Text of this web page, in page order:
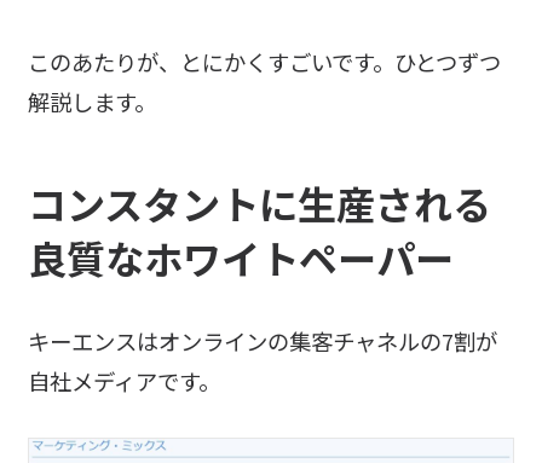
このあたりが、とにかくすごいです。ひとつずつ
解説します。
コンスタントに生産される
良質なホワイトペーパー
キーエンスはオンラインの集客チャネルの7割が
自社メディアです。